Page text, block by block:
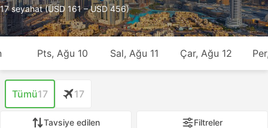
17 seyahat (USD 161 – USD 456)
Pts, Ağu 10 Sal, Ağu 11 Çar, Ağu 12
Tümü17 17
Tavsiye edilen Filtreler